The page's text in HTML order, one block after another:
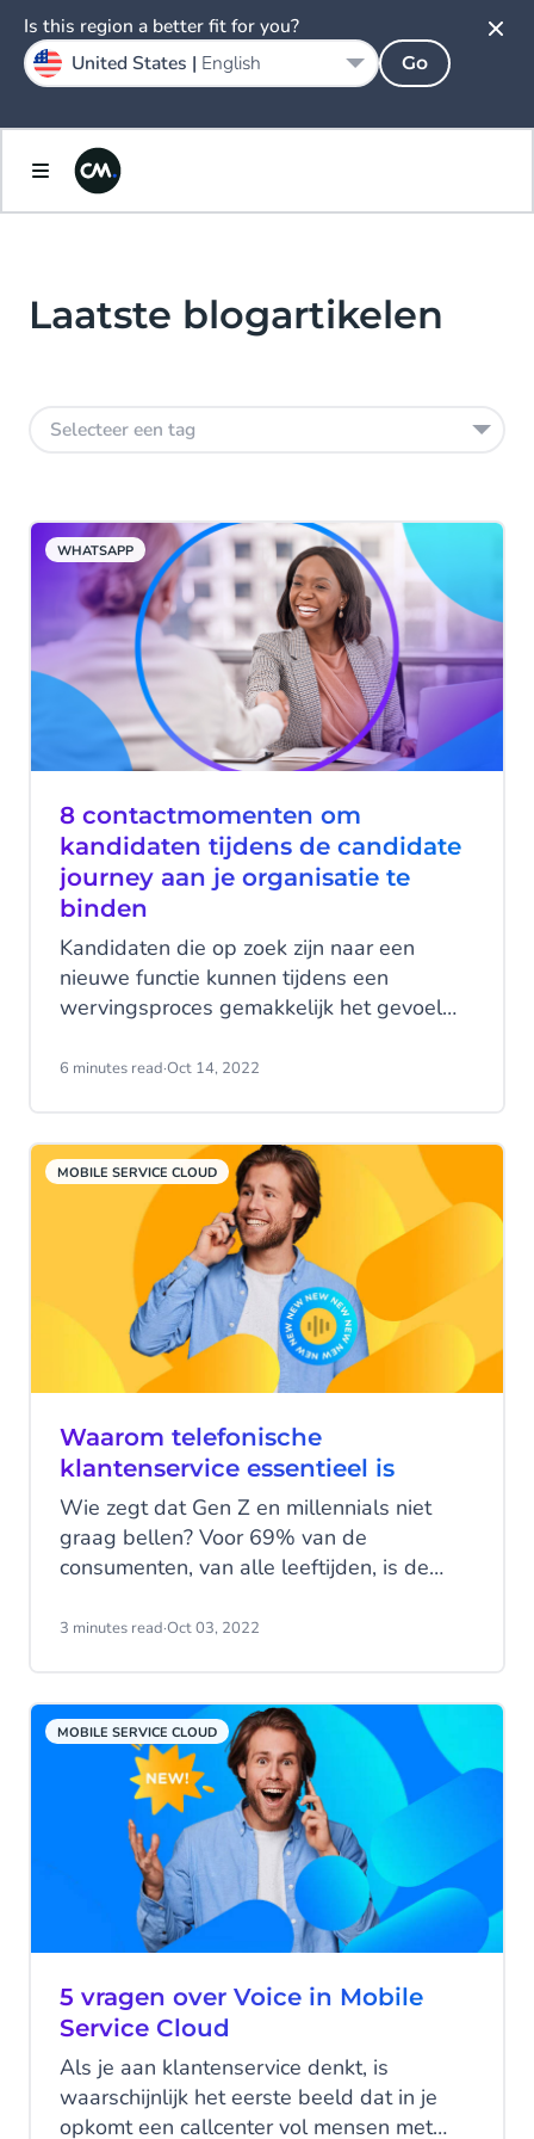
Laatste blogartikelen
Selecteer een tag
WHATSAPP
8 contactmomenten om
kandidaten tijdens de candidate
journey aan je organisatie te
binden
Kandidaten die op zoek zijn naar een
nieuwe functie kunnen tijdens een
wervingsproces gemakkelijk het gevoel
sollicitanten zijn. En waarom zouden
gewild zijn?
6 minutes read·Oct 14, 2022
MOBILE SERVICE CLOUD
Waarom telefonische
klantenservice essentieel is
Wie zegt dat Gen Z en millennials niet
graag bellen? Voor 69% van de
consumenten, van alle leeftijden, is de
met de klantenservice. Bovendien zijn de
de afgelopen vijf jaar gestegen.
3 minutes read·Oct 03, 2022
MOBILE SERVICE CLOUD
5 vragen over Voice in Mobile
Service Cloud
Als je aan klantenservice denkt, is
waarschijnlijk het eerste beeld dat in je
opkomt een callcenter vol mensen met
Is this region a better fit for you?
United States | English Go